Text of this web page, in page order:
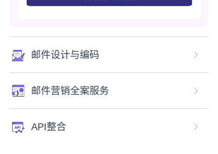
邮件设计与编码
邮件营销全案服务
API整合